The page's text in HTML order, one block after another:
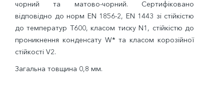
чорний та матово-чорний. Сертифіковано
відповідно до норм EN 1856-2, EN 1443 зі стійкістю
до температур T600, класом тиску N1, стійкістю до
проникнення конденсату W* та класом корозійної
стійкості V2.
Загальна товщина 0,8 мм.